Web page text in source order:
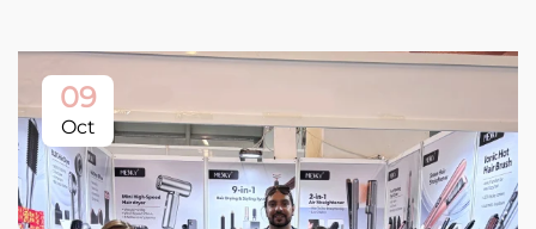
09
Oct